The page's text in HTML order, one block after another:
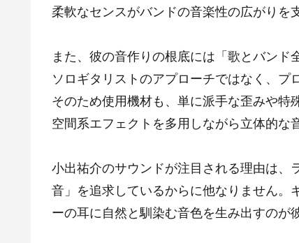
柔軟なセンスがバンドの音楽性の広がりを
また、彼の音作りの根底には「歌とバン
ソロギタリストのアプローチではなく、プ
そのため使用機材も、単に派手な歪みや
空間系エフェクトを多用しながら立体的な
小出祐介のサウンドが注目される理由は
音」を追求しているからに他なりません
ーの耳に自然と馴染む音色を生み出すのが